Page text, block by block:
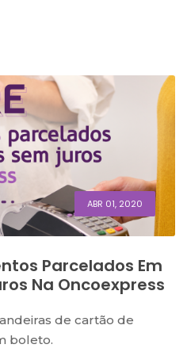
ABR 01, 2020
Parcelados Em
Na Oncoexpress
de cartão de
boleto.